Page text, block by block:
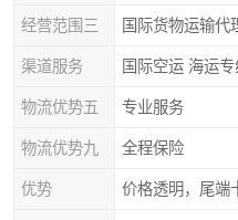
经营范围三 国际货物运输代
渠道服务 国际空运 海运专
物流优势五 专业服务
物流优势九 全程保险
优势 价格透明，尾端